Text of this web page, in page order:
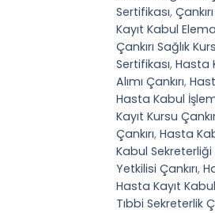
Sertifikası,
Kayıt Kabul
Çankırı Sağlık
Sertifikası, Hasta
Alımı Çankırı,
Hasta Kabul
Kayıt Kursu
Çankırı, Hasta
Kabul Sekreterliği
Yetkilisi Çankırı,
Hasta Kayıt
Tıbbi Sekreterlik